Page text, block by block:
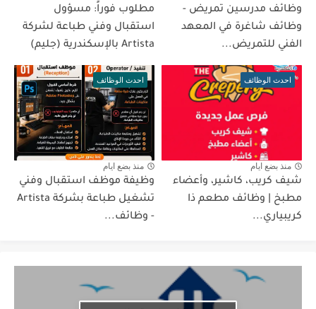
وظائف مدرسين تمريض -
وظائف شاغرة في المعهد
الفني للتمريض...
مطلوب فوراً: مسؤول
استقبال وفني طباعة لشركة
Artista بالإسكندرية (جليم)
احدث الوظائف
منذ بضع ايام
شيف كريب، كاشير، وأعضاء
مطبخ | وظائف مطعم ذا
كريبياري...
احدث الوظائف
منذ بضع ايام
وظيفة موظف استقبال وفني
تشغيل طباعة بشركة Artista
- وظائف...